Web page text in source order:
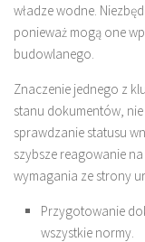
władze wodne.
ponieważ mogą one
budowlanego.
Znaczenie jednego z
stanu dokumentów,
sprawdzanie statusu
szybsze reagowanie
wymagania ze strony
Przygotowanie
wszystkie normy.